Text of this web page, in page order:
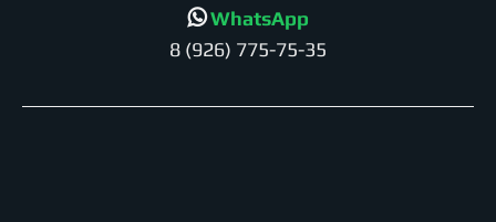
WhatsApp
8 (926) 775-75-35